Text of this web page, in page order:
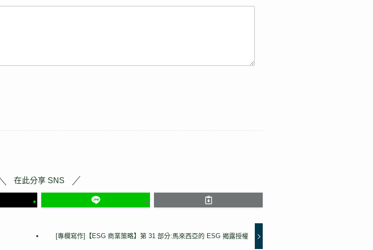
在此分享 SNS
[專欄寫作]【ESG 商業策略】第 31 部分:馬來西亞的 ESG 揭露授權